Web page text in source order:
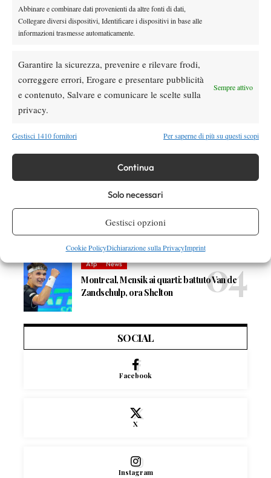
Abbinare e combinare dati provenienti da altre fonti di dati,
Collegare diversi dispositivi, Identificare i dispositivi in base alle
informazioni trasmesse automaticamente.
Garantire la sicurezza, prevenire e rilevare frodi,
correggere errori, Erogare e presentare pubblicità
e contenuto, Salvare e comunicare le scelte sulla
privacy.
Sempre attivo
Gestisci 1410 fornitori Per saperne di più su questi scopi
Continua
Solo necessari
Gestisci opzioni
Cookie PolicyDichiarazione sulla PrivacyImprint
Devi essereconnessoper inviare un commento.
DI TENDENZA
Entry List
Entry List Atp Challenger 2026 – Week 35:
Challenger 75 Todi 2026: record azzurro nel
main draw con 13 italiani. Al via anche
Travaglia
News
Sinner, 84 settimane da numero 1 ATP:
avvicinato ancora Agassi
Atp News
Montreal, Mensik ai quarti: battuto Van de
Zandschulp, ora Shelton
SOCIAL
Facebook
X
Instagram